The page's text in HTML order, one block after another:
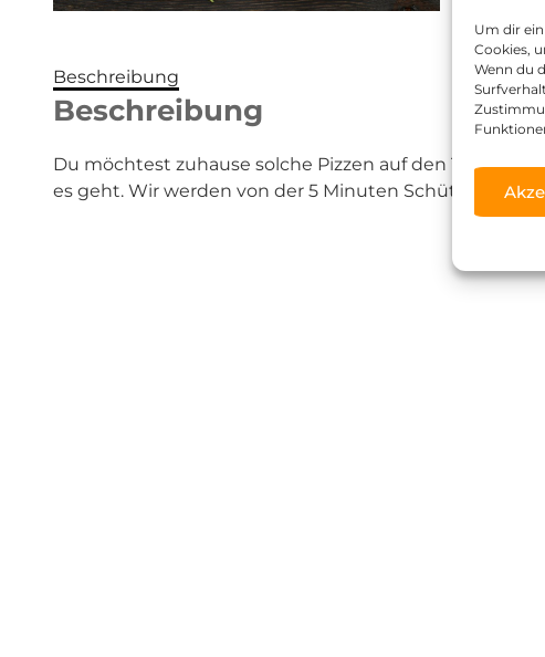
Um dir
Cookies,
Wenn du
Beschreibung
Beschreibung
Du möchtest zuhause solche Pizzen auf den Tisch
es geht. Wir werden von der 5 Minuten Schüttelpizza